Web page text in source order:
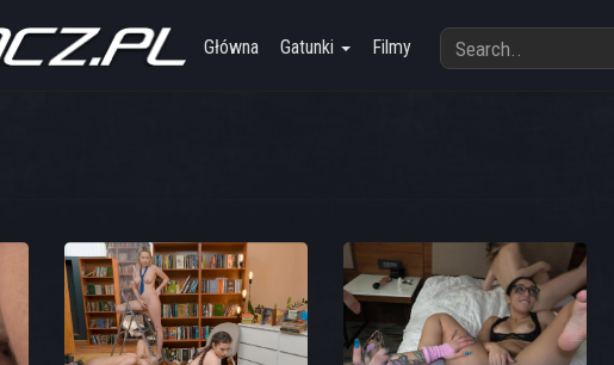
Główna Gatunki Filmy